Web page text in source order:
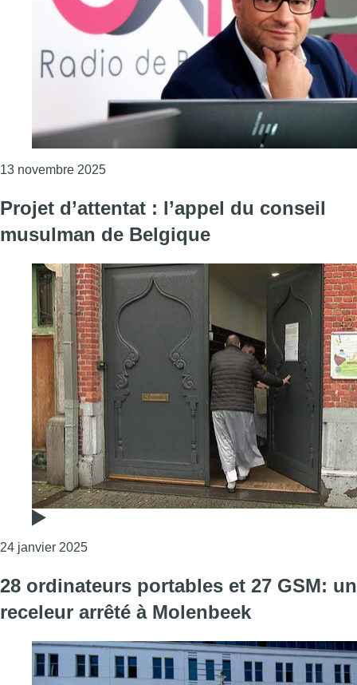
13 novembre 2025Consulter l'article "L’édito de Fabrice
Projet d’attentat : l’appel du conseil
musulman de Belgique
24 janvier 2025Consulter l'article "Projet d’attentat : l’appel
28 ordinateurs portables et 27 GSM: un
receleur arrêté à Molenbeek